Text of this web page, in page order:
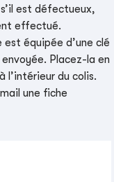
est défectueux,
effectué.
équipée d’une clé
Placez-la en
l’intérieur du colis.
une fiche